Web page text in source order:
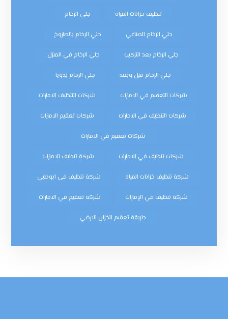
تنظيف خزانات المياه جلي الرخام
جلي الرخام الصناعي جلي الرخام بالصاروخ
جلي الرخام بعد التركيب جلي الرخام في المنزل
جلي الرخام قبل وبعد جلي الرخام يدويا
شركات التعقيم في الامارات شركات التنظيف الامارات
شركات التنظيف في الامارات شركات تعقيم الامارات
شركات تعقيم في الامارات
شركات تنظيف في الامارات شركة تنظيف الامارات
شركة تنظيف خزانات المياه شركة تنظيف في ابوظبي
شركة تنظيف في الإمارات شركه تعقيم في الامارات
طريقة تعقيم الخزان الارضي